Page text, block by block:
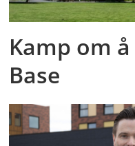
Kamp om
Base